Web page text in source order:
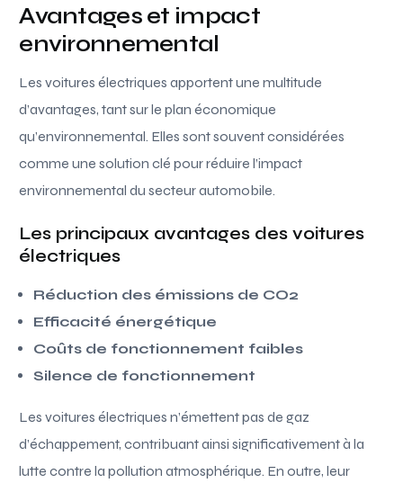
Avantages et impact
environnemental
Les voitures électriques apportent une multitude
d’avantages, tant sur le plan économique
qu’environnemental. Elles sont souvent considérées
comme une solution clé pour réduire l’impact
environnemental du secteur automobile.
Les principaux avantages des voitures
électriques
Réduction des émissions de CO2
Efficacité énergétique
Coûts de fonctionnement faibles
Silence de fonctionnement
Les voitures électriques n’émettent pas de gaz
d’échappement, contribuant ainsi significativement à la
lutte contre la pollution atmosphérique. En outre, leur